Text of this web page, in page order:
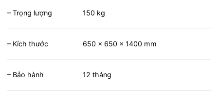
– Trọng lượng 150 kg
– Kích thước 650 x 650 x 1400 mm
– Bảo hành 12 tháng